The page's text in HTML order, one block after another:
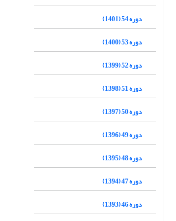
دوره 54 (1401)
دوره 53 (1400)
دوره 52 (1399)
دوره 51 (1398)
دوره 50 (1397)
دوره 49 (1396)
دوره 48 (1395)
دوره 47 (1394)
دوره 46 (1393)